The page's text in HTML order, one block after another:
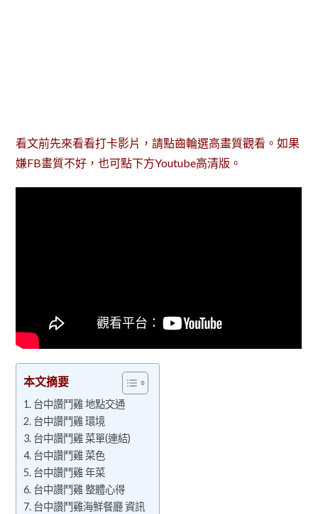
看文前先來看看打卡影片，請點齒輪選高畫質觀看。如果
嫌FB畫質不好，也可點下方Youtube高清版。
本文摘要
台中讚鬥雞 地點交通
台中讚鬥雞 環境
台中讚鬥雞 菜單(連結)
台中讚鬥雞 菜色
台中讚鬥雞 年菜
台中讚鬥雞 整體心得
台中讚鬥雞海鮮餐廳 資訊